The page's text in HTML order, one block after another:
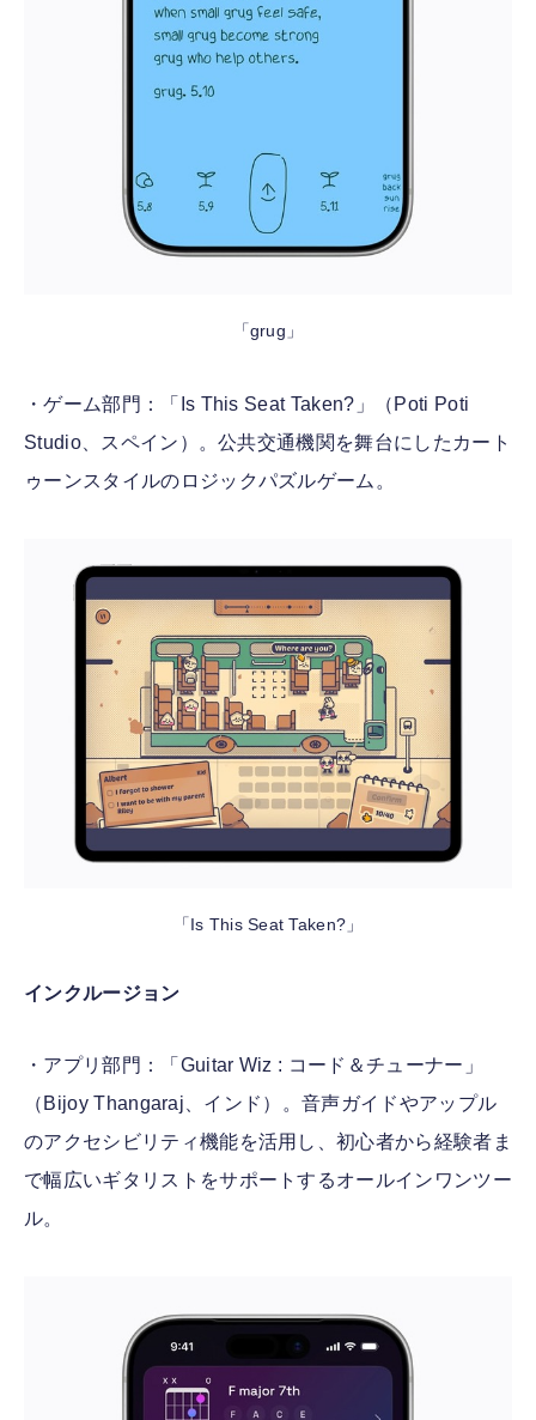
「grug」
・ゲーム部門：「Is This Seat Taken?」（Poti Poti
Studio、スペイン）。公共交通機関を舞台にしたカート
ゥーンスタイルのロジックパズルゲーム。
「Is This Seat Taken?」
インクルージョン
・アプリ部門：「Guitar Wiz : コード＆チューナー」
（Bijoy Thangaraj、インド）。音声ガイドやアップル
のアクセシビリティ機能を活用し、初心者から経験者ま
で幅広いギタリストをサポートするオールインワンツー
ル。